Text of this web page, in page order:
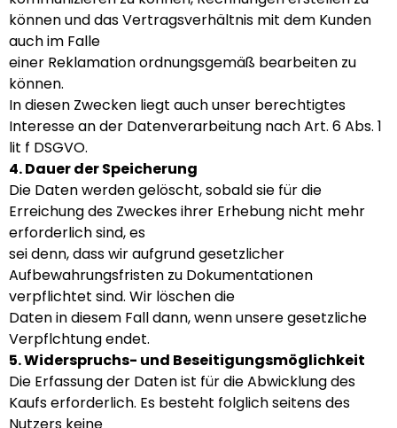
können und das Vertragsverhältnis mit dem Kunden
auch im Falle
einer Reklamation ordnungsgemäß bearbeiten zu
können.
In diesen Zwecken liegt auch unser berechtigtes
Interesse an der Datenverarbeitung nach Art. 6 Abs. 1
lit f DSGVO.
4. Dauer der Speicherung
Die Daten werden gelöscht, sobald sie für die
Erreichung des Zweckes ihrer Erhebung nicht mehr
erforderlich sind, es
sei denn, dass wir aufgrund gesetzlicher
Aufbewahrungsfristen zu Dokumentationen
verpflichtet sind. Wir löschen die
Daten in diesem Fall dann, wenn unsere gesetzliche
Verpflchtung endet.
5. Widerspruchs- und Beseitigungsmöglichkeit
Die Erfassung der Daten ist für die Abwicklung des
Kaufs erforderlich. Es besteht folglich seitens des